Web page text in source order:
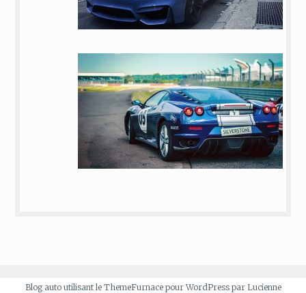
Blog auto utilisant le ThemeFurnace pour WordPress par Lucienne